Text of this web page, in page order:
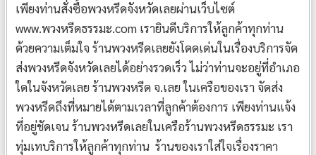
เพียงท่านสั่งซื้อพวงหรีดจังหวัดเลยผ่านเว็บไซต์
www.พวงหรีดธรรมะ.com เรายินดีบริการให้ลูกค้าทุกท่าน
ด้วยความเต็มใจ ร้านพวงหรีดเลยยังโดดเด่นในเรื่องบริการจัด
ส่งพวงหรีดจังหวัดเลยได้อย่างรวดเร็ว ไม่ว่าท่านจะอยู่ที่อำเภอ
ใดในจังหวัดเลย ร้านพวงหรีด จ.เลย ในเครือของเรา จัดส่ง
พวงหรีดถึงที่หมายได้ตามเวลาที่ลูกค้าต้องการ เพียงท่านแจ้ง
ที่อยู่ชัดเจน ร้านพวงหรีดเลยในเครือร้านพวงหรีดธรรมะ เรา
ทุ่มเทบริการให้ลูกค้าทุกท่าน ร้านของเราใส่ใจเรื่องราคา